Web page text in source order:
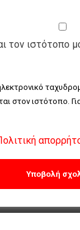
τον ιστότοπο
στον ιστότοπο.